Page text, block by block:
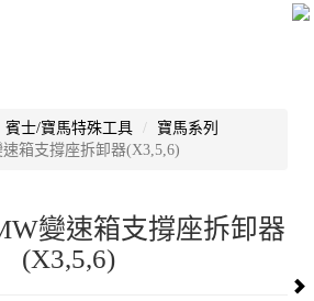
賓士/寶馬特殊工具
寶馬系列
速箱支撐座拆卸器(X3,5,6)
變速箱支撐座拆卸器
(X3,5,6)